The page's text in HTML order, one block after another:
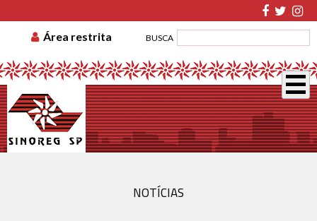
TABELA DE CUSTAS ASSOCIE-SE
GUIA DE
BUSCA
Área restrita
NOTÍCIAS